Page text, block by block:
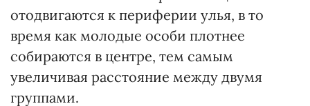
отодвигаются к периферии улья, в то
время как молодые особи плотнее
собираются в центре, тем самым
увеличивая расстояние между двумя
группами.